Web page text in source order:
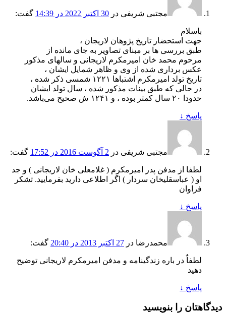
مجتبی شریفی در 30 اکتبر 2022 در 14:39 گفت:
باسلام
جهت استحضار تاریخ پژوهان لاریجان ،
طبق بررسی ها بر مبنای تصاویر به جای مانده از
مرحوم محمد خان امیرمکرم لاریجانی و سالهای مذکور
عکس برداری شده از وی و ظاهر شمایل ایشان ،
تاریخ تولد امیرمکرم اشتباها ۱۲۲۱ شمسی ذکر شده ،
در حالی که طبق بینات مذکور شده ، سال تولد ایشان
حدودا ۲۰ سال کمتر بوده ، و ۱۲۴۱ ش صحیح می‌باشد.
پاسخ ↓
مجتبی شریفی در 2 آگوست 2016 در 17:52 گفت:
لطفا از مدفن پدر امیرمکرم ( غلامعلی خان لاریجانی ) و جد
او ( عباسقلیخان سردار ) اگر اطلاعی دارید بفرمایید. تشکر
فراوان
پاسخ ↓
محمدرضا در 27 اکتبر 2013 در 20:40 گفت:
لطفاٌ در باره زندگینامه و مدفن امیرمکرم لاریجانی توضیح
دهید
پاسخ ↓
دیدگاهتان را بنویسید